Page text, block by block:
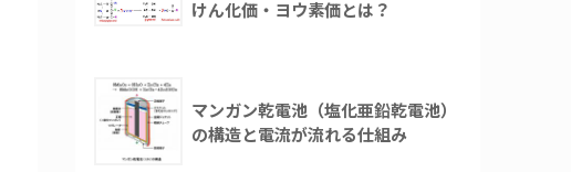
けん化価・ヨウ素価とは？
マンガン乾電池（塩化亜鉛乾電池）
の構造と電流が流れる仕組み